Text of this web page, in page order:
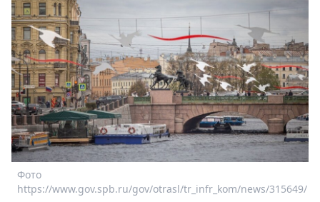
Выставки
Пресс-
релизы
О
Metro
Стримы
Спецпроекты
Звезды
Выборы
Скачай
Фото
https://www.gov.spb.ru/gov/otrasl/tr_infr_kom/news/315649/